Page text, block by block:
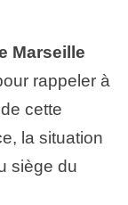
Marseille
rappeler à
cette
la situation
siège du